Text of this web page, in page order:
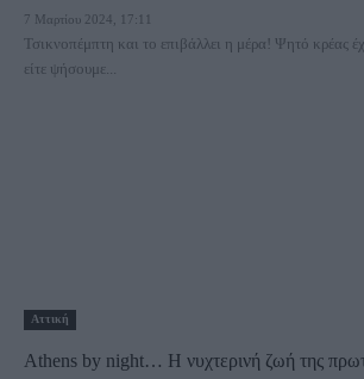
7 Μαρτίου 2024, 17:11
Τσικνοπέμπτη και το επιβάλλει η μέρα! Ψητό κρέας
είτε ψήσουμε...
Αττική
Athens by night… H νυχτερινή ζωή της